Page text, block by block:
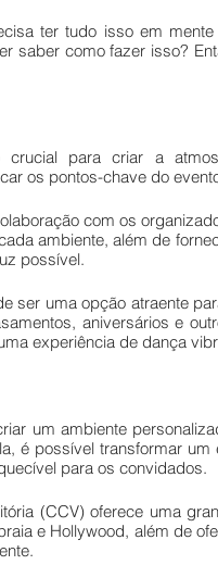
ter tudo isso em
saber como fazer isso?
crucial para criar a
os pontos-chave do
com os
ambiente, além de
possível.
ser uma opção atraente
aniversários e
experiência de dança
um ambiente
é possível transformar
para os convidados.
(CCV) oferece uma
e Hollywood, além de